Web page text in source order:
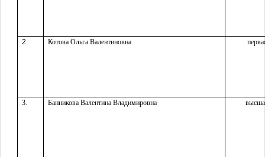
2. Котова Ольга Валентиновна
3. Банникова Валентина Владимировна